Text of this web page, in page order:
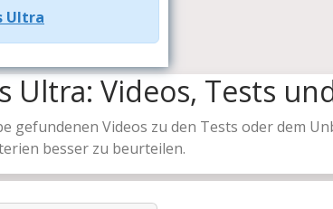
Ultra
Ultra: Videos, Tests
gefundenen Videos zu den Tests oder dem
besser zu beurteilen.